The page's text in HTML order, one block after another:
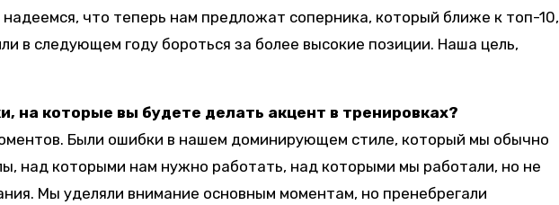
что теперь нам предложат соперника, который ближе к топ-10,
в следующем году бороться за более высокие позиции. Наша цель,
на которые вы будете делать акцент в тренировках?
Были ошибки в нашем доминирующем стиле, который мы обычно
над которыми нам нужно работать, над которыми мы работали, но не
Мы уделяли внимание основным моментам, но пренебрегали